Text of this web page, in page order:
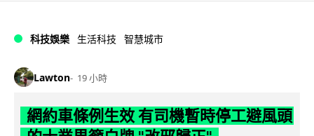
科技娛樂 生活科技 智慧城市
Lawton 19 小時
網約車條例生效 有司機暫時停工避風頭